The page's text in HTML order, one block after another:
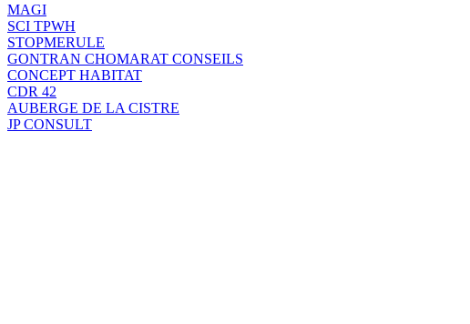
MAGI
SCI TPWH
STOPMERULE
GONTRAN CHOMARAT CONSEILS
CONCEPT HABITAT
CDR 42
AUBERGE DE LA CISTRE
JP CONSULT